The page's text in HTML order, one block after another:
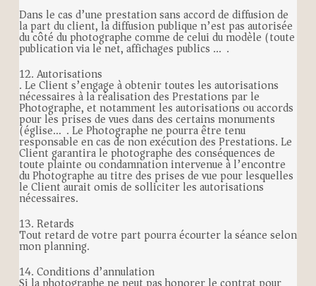
Dans le cas d’une prestation sans accord de diffusion de
la part du client, la diffusion publique n’est pas autorisée
du côté du photographe comme de celui du modèle (toute
publication via le net, affichages publics …).
12. Autorisations
. Le Client s’engage à obtenir toutes les autorisations
nécessaires à la réalisation des Prestations par le
Photographe, et notamment les autorisations ou accords
pour les prises de vues dans des certains monuments
(église…). Le Photographe ne pourra être tenu
responsable en cas de non exécution des Prestations. Le
Client garantira le photographe des conséquences de
toute plainte ou condamnation intervenue à l’encontre
du Photographe au titre des prises de vue pour lesquelles
le Client aurait omis de solliciter les autorisations
nécessaires.
13. Retards
Tout retard de votre part pourra écourter la séance selon
mon planning.
14. Conditions d’annulation